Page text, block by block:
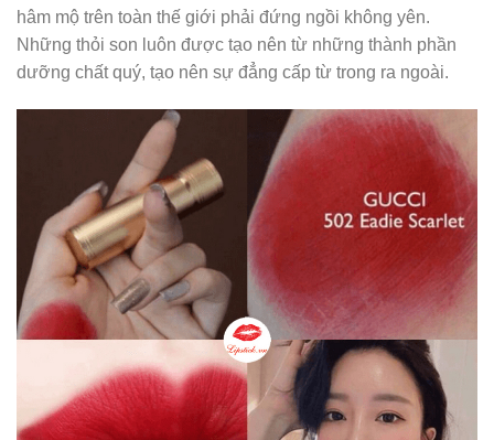
hâm mộ trên toàn thế giới phải đứng ngồi không yên.
Những thỏi son luôn được tạo nên từ những thành phần
dưỡng chất quý, tạo nên sự đẳng cấp từ trong ra ngoài.